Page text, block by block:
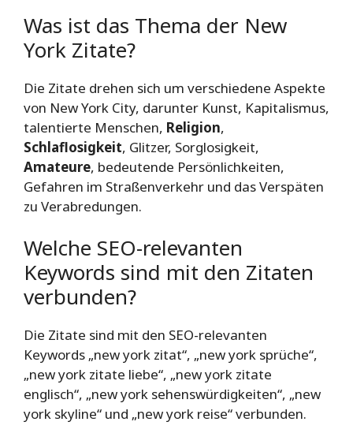
Was ist das Thema der New
York Zitate?
Die Zitate drehen sich um verschiedene Aspekte
von New York City, darunter Kunst, Kapitalismus,
talentierte Menschen, Religion,
Schlaflosigkeit, Glitzer, Sorglosigkeit,
Amateure, bedeutende Persönlichkeiten,
Gefahren im Straßenverkehr und das Verspäten
zu Verabredungen.
Welche SEO-relevanten
Keywords sind mit den Zitaten
verbunden?
Die Zitate sind mit den SEO-relevanten
Keywords „new york zitat“, „new york sprüche“,
„new york zitate liebe“, „new york zitate
englisch“, „new york sehenswürdigkeiten“, „new
york skyline“ und „new york reise“ verbunden.